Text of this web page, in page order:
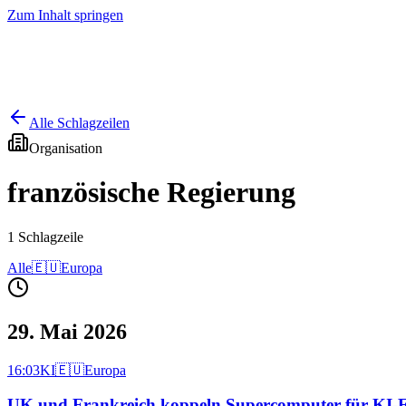
Zum Inhalt springen
Alle Schlagzeilen
Organisation
französische Regierung
1 Schlagzeile
Alle🇪🇺Europa
29. Mai 2026
16:03KI🇪🇺Europa